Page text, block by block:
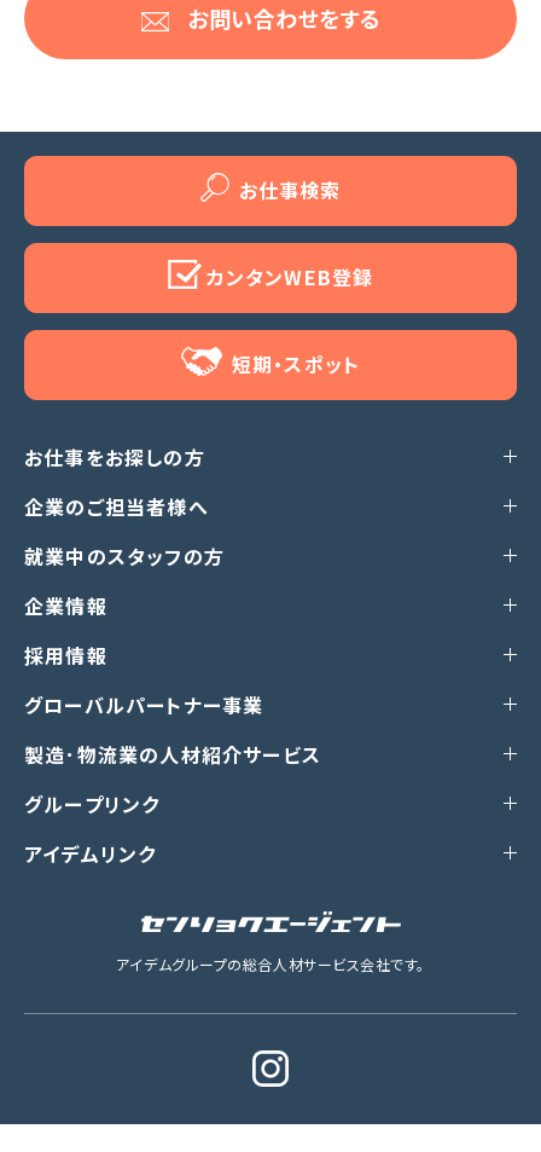
お問い合わせをする
お仕事検索
カンタンWEB登録
短期・スポット
お仕事をお探しの方
企業のご担当者様へ
就業中のスタッフの方
企業情報
採用情報
グローバルパートナー事業
製造･物流業の人材紹介サービス
グループリンク
アイデムリンク
アイデムグループの総合人材サービス会社です。